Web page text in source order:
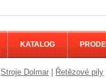
KATALOG
Stroje Dolmar Řetězové pily